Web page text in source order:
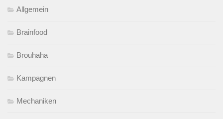
Allgemein
Brainfood
Brouhaha
Kampagnen
Mechaniken